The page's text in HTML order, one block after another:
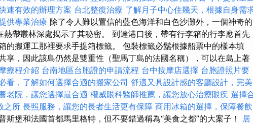
速有效的辦理方案 台北整復治療 了解月子中心住幾天，根據自身需
供專業治療 除了令人難以置信的藍色海洋和白色沙灘外，一個神奇的
帶叢林深處揭示了其秘密。 到達港口後，帶有行李箱的行李應首先
的搬運工那裡要求手提箱標籤。 包裝標籤必鬚根據船票中的樣本填
享，因此該島仍然是雙重性（聖馬丁島的法國名稱），可以在島上著
療程介紹 台南地區台胞證的申請流程 台中按摩店選擇 台胞證照片要
看，了解如何選擇合適的搬家公司 舒適又具設計感的客廳設計，完美
老院，讓您選擇最合適 權威眼科醫師推薦，讓您放心治療眼疾 選擇
之所 長照服務，讓您的長者生活更有保障 商用冰箱的選擇，保障餐飲
斯堡和法國首都馬里格特，但不要錯過稱為“美食之都”的大案子！ 居